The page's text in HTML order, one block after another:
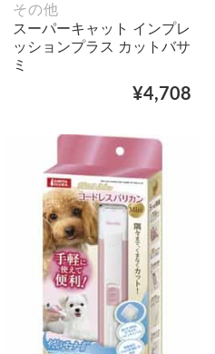
その他
スーパーキャット インプレ
ッションプラス カットバサ
ミ
¥4,708